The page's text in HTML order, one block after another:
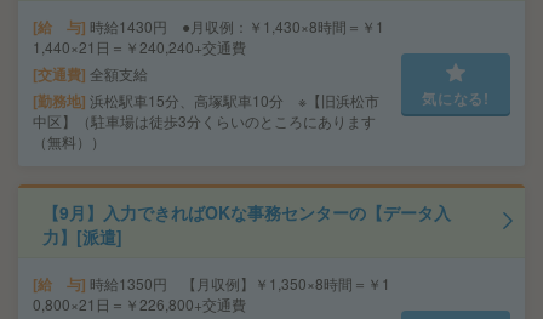
給 与 時給1430円 ●月収例：￥1,430×8時間＝￥1
1,440×21日＝￥240,240+交通費
交通費 全額支給
勤務地 浜松駅車15分、高塚駅車10分 ※【旧浜松市
中区】（駐車場は徒歩3分くらいのところにあります
（無料））
気になる!
【9月】入力できればOKな事務センターの【データ入
力】[派遣]
給 与 時給1350円 【月収例】￥1,350×8時間＝￥1
0,800×21日＝￥226,800+交通費